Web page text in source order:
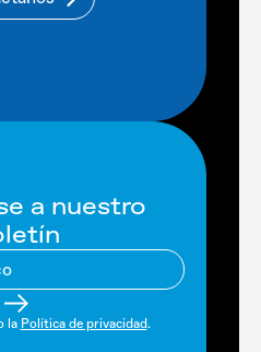
a nuestro
la Política de privacidad.